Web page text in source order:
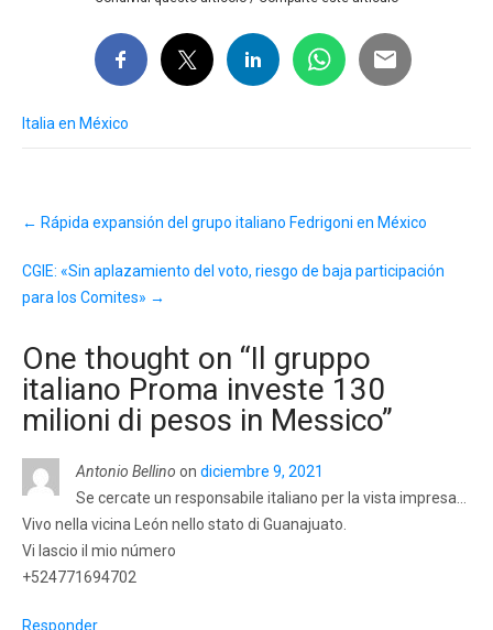
Italia en México
navigation
← Rápida expansión del grupo italiano Fedrigoni en México
CGIE: «Sin aplazamiento del voto, riesgo de baja participación
para los Comites» →
One thought on “Il gruppo
italiano Proma investe 130
milioni di pesos in Messico”
Antonio Bellino on diciembre 9, 2021
Se cercate un responsabile italiano per la vista impresa…
Vivo nella vicina León nello stato di Guanajuato.
Vi lascio il mio número
+524771694702
Responder